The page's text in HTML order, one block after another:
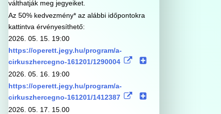
válthatják meg jegyeiket.
Az 50% kedvezmény* az alábbi időpontokra
kattintva érvényesíthető:
2026. 05. 15. 19:00
https://operett.jegy.hu/program/a-
cirkuszhercegno-161201/1290004
2026. 05. 16. 19:00
https://operett.jegy.hu/program/a-
cirkuszhercegno-161201/1412387
2026. 05. 17. 15.00